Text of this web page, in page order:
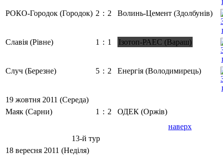
РОКО-Городок (Городок) 2 : 2 Волинь-Цемент (Здолбунів)
Славія (Рівне) 1 : 1 Ізотоп-РАЕС (Вараш)
Случ (Березне) 5 : 2 Енергія (Володимирець)
19 жовтня 2011 (Середа)
Маяк (Сарни)
1 : 2
ОДЕК (Оржів)
наверх
13-й тур
18 вересня 2011 (Неділя)